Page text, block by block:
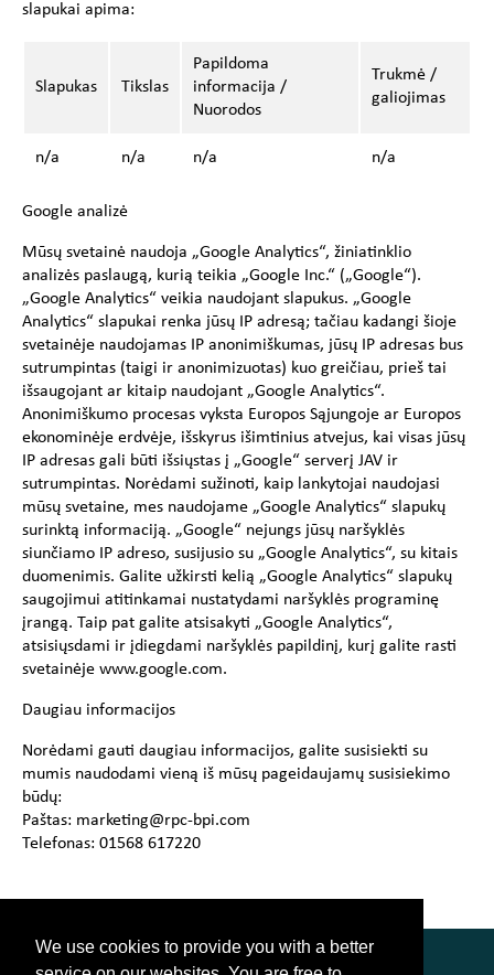
We use cookies to provide you with a better
slapukai apima:
Slapukas Tikslas
Papildoma
informacija /
Nuorodos
Trukmė /
galiojimas
n/a n/a n/a n/a
Google analizė
Mūsų svetainė naudoja „Google Analytics“, žiniatinklio
analizės paslaugą, kurią teikia „Google Inc.“ („Google“).
„Google Analytics“ veikia naudojant slapukus. „Google
Analytics“ slapukai renka jūsų IP adresą; tačiau kadangi šioje
svetainėje naudojamas IP anonimiškumas, jūsų IP adresas bus
sutrumpintas (taigi ir anonimizuotas) kuo greičiau, prieš tai
išsaugojant ar kitaip naudojant „Google Analytics“.
Anonimiškumo procesas vyksta Europos Sąjungoje ar Europos
ekonominėje erdvėje, išskyrus išimtinius atvejus, kai visas jūsų
IP adresas gali būti išsiųstas į „Google“ serverį JAV ir
sutrumpintas. Norėdami sužinoti, kaip lankytojai naudojasi
mūsų svetaine, mes naudojame „Google Analytics“ slapukų
surinktą informaciją. „Google“ nejungs jūsų naršyklės
siunčiamo IP adreso, susijusio su „Google Analytics“, su kitais
duomenimis. Galite užkirsti kelią „Google Analytics“ slapukų
saugojimui atitinkamai nustatydami naršyklės programinę
įrangą. Taip pat galite atsisakyti „Google Analytics“,
atsisiųsdami ir įdiegdami naršyklės papildinį, kurį galite rasti
svetainėje www.google.com.
Daugiau informacijos
Norėdami gauti daugiau informacijos, galite susisiekti su
mumis naudodami vieną iš mūsų pageidaujamų susisiekimo
būdų:
Paštas: marketing@rpc-bpi.com
Telefonas: 01568 617220